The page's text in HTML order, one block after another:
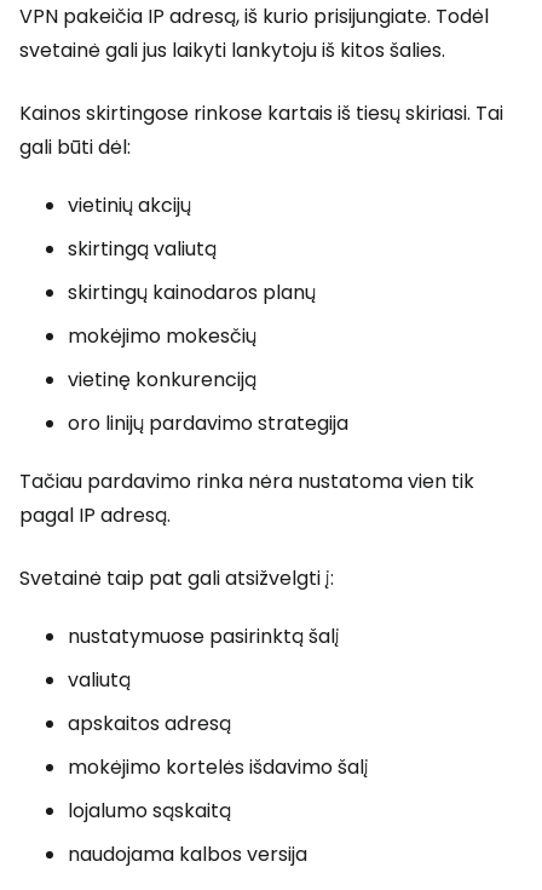
VPN pakeičia IP adresą, iš kurio prisijungiate. Todėl
svetainė gali jus laikyti lankytoju iš kitos šalies.
Kainos skirtingose rinkose kartais iš tiesų skiriasi. Tai
gali būti dėl:
vietinių akcijų
skirtingą valiutą
skirtingų kainodaros planų
mokėjimo mokesčių
vietinę konkurenciją
oro linijų pardavimo strategija
Tačiau pardavimo rinka nėra nustatoma vien tik
pagal IP adresą.
Svetainė taip pat gali atsižvelgti į:
nustatymuose pasirinktą šalį
valiutą
apskaitos adresą
mokėjimo kortelės išdavimo šalį
lojalumo sąskaitą
naudojama kalbos versija